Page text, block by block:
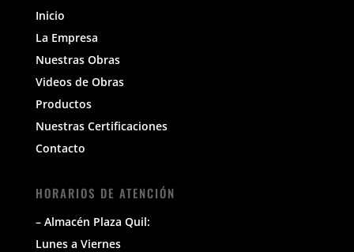
Inicio
La Empresa
Nuestras Obras
Videos de Obras
Productos
Nuestras Certificaciones
Contacto
HORARIOS DE ATENCIÓN
– Almacén Plaza Quil:
Lunes a Viernes